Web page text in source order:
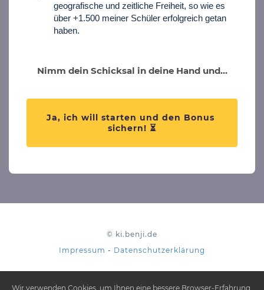
geografische und zeitliche Freiheit, so wie es
über +1.500 meiner Schüler erfolgreich getan
haben.
Nimm dein Schicksal in deine Hand und…
Ja, ich will starten und den Bonus
sichern! ⏳
© ki.benji.de
Impressum - Datenschutzerklärung
Wir verwenden Cookies, um Ihnen eine bessere Browser-Erfahrung